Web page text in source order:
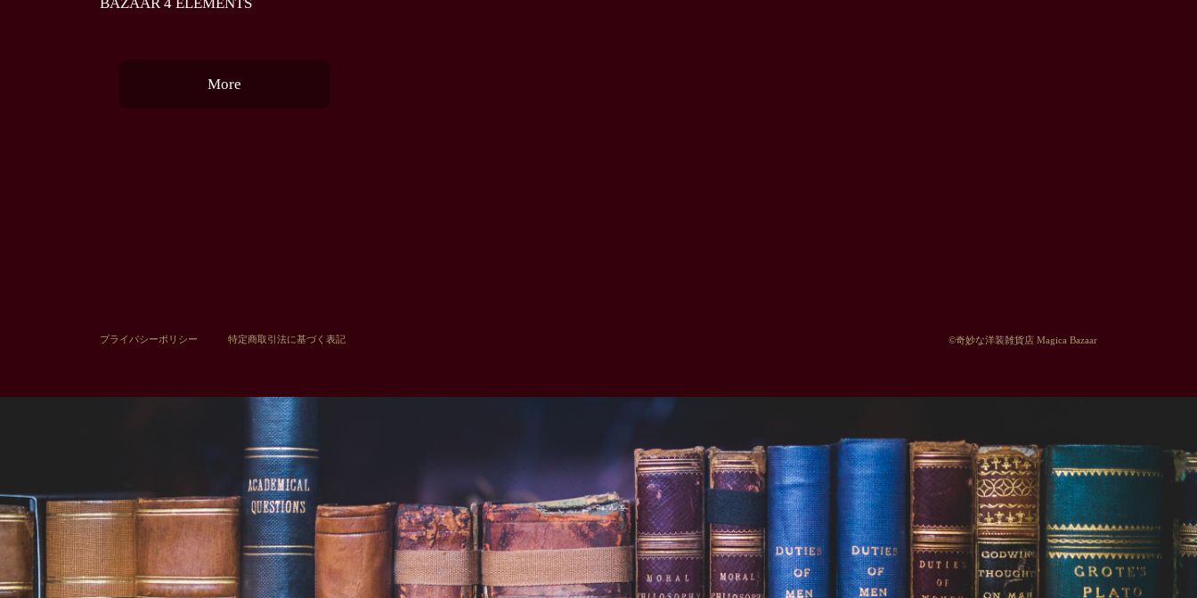
More
プライバシーポリシー 特定商取引法に基づく表記 ©︎奇妙な洋装雑貨店 Magica Bazaar